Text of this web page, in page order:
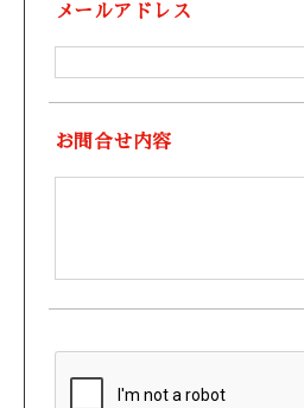
メールアドレス
お問合せ内容